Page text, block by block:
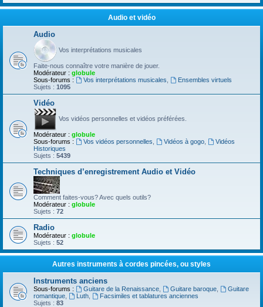
Audio et vidéo
Audio
Vos interprétations musicales
Faite-nous connaître votre manière de jouer.
Modérateur : globule
Sous-forums :
Vos interprétations musicales
Ensembles virtuels
Sujets : 1095
Vidéo
Vos vidéos personnelles et vidéos préférées.
Modérateur : globule
Sous-forums :
Vos vidéos personnelles Vidéos à gogo,
Vidéos
Historiques
Sujets : 5439
Techniques d’enregistrement Audio et Vidéo
Comment faites-vous? Avec quels outils?
Modérateur : globule
Sujets : 72
Radio
Modérateur : globule
Sujets : 52
Autres instruments à cordes pincées, ou styles
Instruments anciens
Sous-forums : Guitare de la Renaissance, Guitare baroque,
Guitare
romantique
Luth,
Facsimiles et tablatures anciennes
Sujets : 83